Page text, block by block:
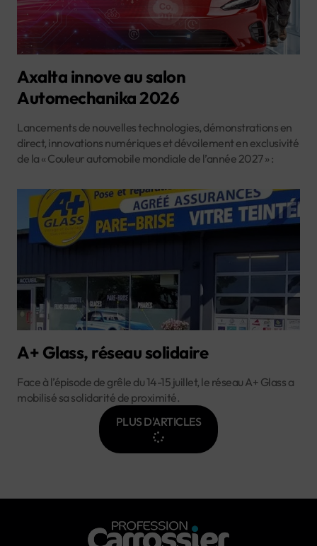
Axalta innove au salon
Automechanika 2026
Lancements de nouvelles technologies, démonstrations en
direct, innovations numériques et dévoilement en exclusivité
de la « Couleur automobile mondiale de l’année 2027 » :
A+ Glass, réseau solidaire
Face à l’épisode de grêle du 14-15 juillet, le réseau A+ Glass a
mobilisé sa solidarité de proximité.
PLUS D'ARTICLES